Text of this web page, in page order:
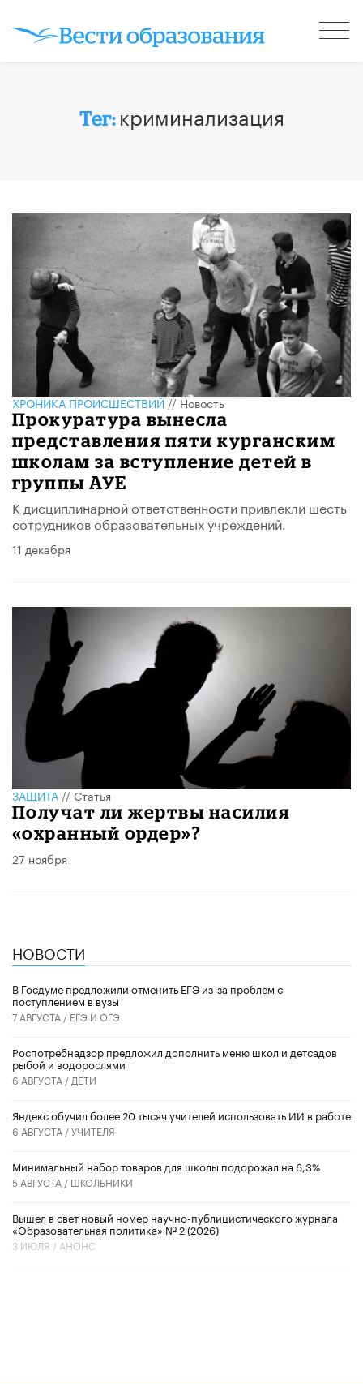
Тег: криминализация
ХРОНИКА ПРОИСШЕСТВИЙ//Новость
Прокуратура вынесла
представления пяти курганским
школам за вступление детей в
группы АУЕ
К дисциплинарной ответственности привлекли шесть
сотрудников образовательных учреждений.
11 декабря
ЗАЩИТА//Статья
Получат ли жертвы насилия
«охранный ордер»?
27 ноября
НОВОСТИ
В Госдуме предложили отменить ЕГЭ из-за проблем с
поступлением в вузы
7 АВГУСТА / ЕГЭ И ОГЭ
Роспотребнадзор предложил дополнить меню школ и детсадов
рыбой и водорослями
6 АВГУСТА / ДЕТИ
​Яндекс обучил более 20 тысяч учителей использовать ИИ в работе
6 АВГУСТА /УЧИТЕЛЯ
Минимальный набор товаров для школы подорожал на 6,3%
5 АВГУСТА / ШКОЛЬНИКИ
Вышел в свет новый номер научно-публицистического журнала
«Образовательная политика» № 2 (2026)
3 ИЮЛЯ / АНОНС